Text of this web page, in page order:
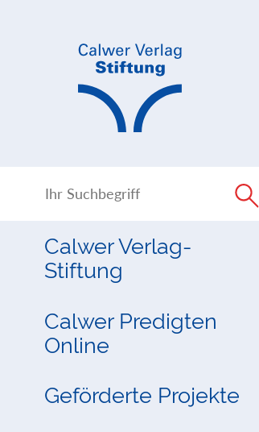
Calwer Verlag-
Stiftung
Calwer Predigten
Online
Geförderte Projekte